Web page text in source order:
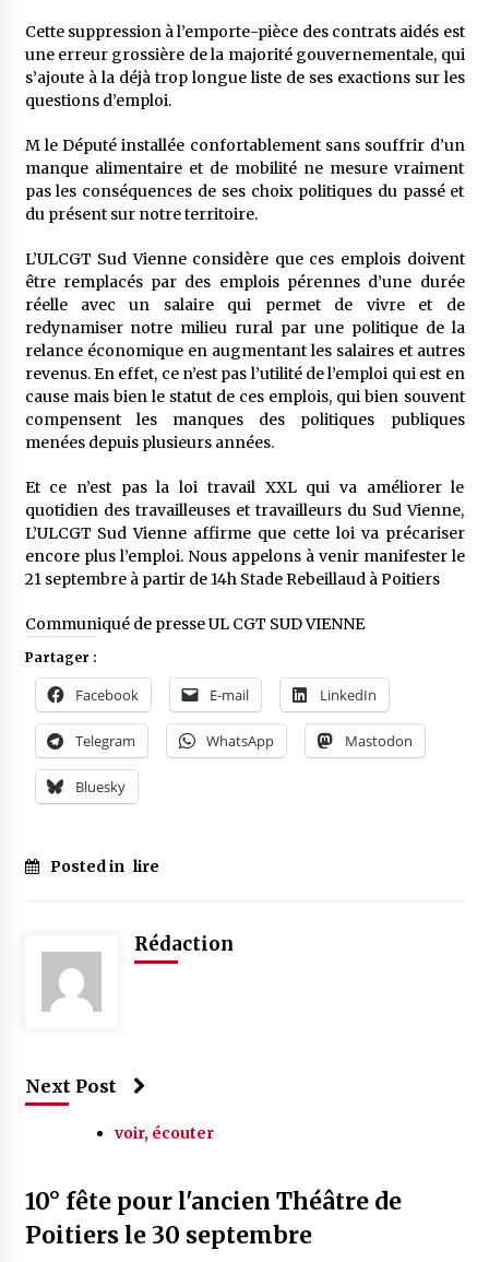
Cette suppression à l’emporte-pièce des contrats aidés est
une erreur grossière de la majorité gouvernementale, qui
s’ajoute à la déjà trop longue liste de ses exactions sur les
questions d’emploi.
M le Député installée confortablement sans souffrir d’un
manque alimentaire et de mobilité ne mesure vraiment
pas les conséquences de ses choix politiques du passé et
du présent sur notre territoire.
L’ULCGT Sud Vienne considère que ces emplois doivent
être remplacés par des emplois pérennes d’une durée
réelle avec un salaire qui permet de vivre et de
redynamiser notre milieu rural par une politique de la
relance économique en augmentant les salaires et autres
revenus. En effet, ce n’est pas l’utilité de l’emploi qui est en
cause mais bien le statut de ces emplois, qui bien souvent
compensent les manques des politiques publiques
menées depuis plusieurs années.
Et ce n’est pas la loi travail XXL qui va améliorer le
quotidien des travailleuses et travailleurs du Sud Vienne,
L’ULCGT Sud Vienne affirme que cette loi va précariser
encore plus l’emploi. Nous appelons à venir manifester le
21 septembre à partir de 14h Stade Rebeillaud à Poitiers
Communiqué de presse UL CGT SUD VIENNE
Partager :
Facebook E-mail LinkedIn
Telegram WhatsApp Mastodon
Bluesky
Posted in lire
Rédaction
Next Post
voir, écouter
10° fête pour l'ancien Théâtre de
Poitiers le 30 septembre